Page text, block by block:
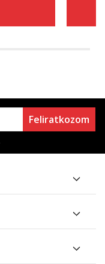
Feliratkozom